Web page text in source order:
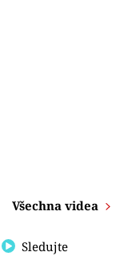
Všechna videa
Sledujte